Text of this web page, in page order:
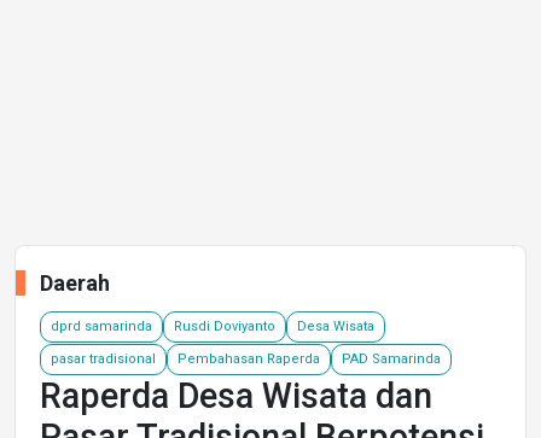
Daerah
dprd samarinda Rusdi Doviyanto Desa Wisata
pasar tradisional Pembahasan Raperda PAD Samarinda
Raperda Desa Wisata dan